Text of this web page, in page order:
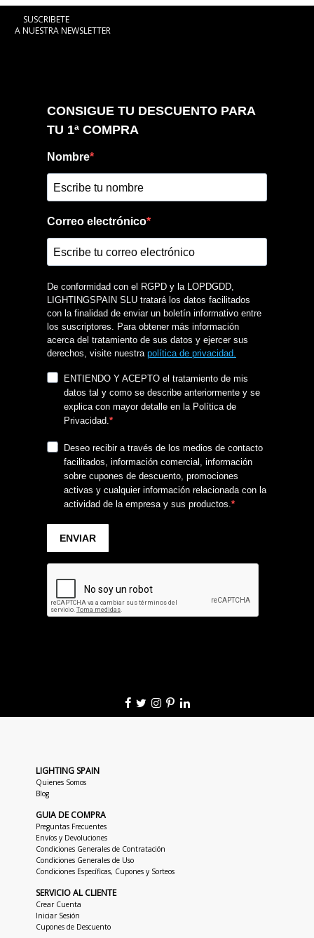
SUSCRIBETE
A NUESTRA NEWSLETTER
LIGHTING SPAIN
Quienes Somos
Blog
GUIA DE COMPRA
Preguntas Frecuentes
Envíos y Devoluciones
Condiciones Generales de Contratación
Condiciones Generales de Uso
Condiciones Específicas, Cupones y Sorteos
SERVICIO AL CLIENTE
Crear Cuenta
Iniciar Sesión
Cupones de Descuento